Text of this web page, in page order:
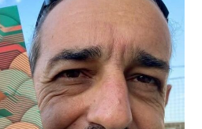
STANDING
ROCK.
DIALOGO
CON
SCHIZZOLETTORE